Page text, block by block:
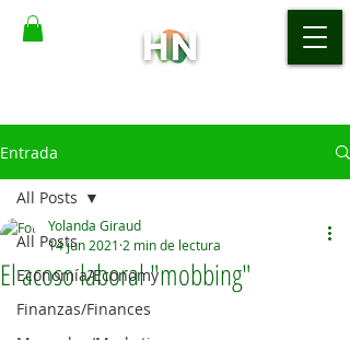
Entrada
All Posts
Economía/Economy
Finanzas/Finances
All Posts
El acoso laboral "mobbing"
Yolanda Giraud
14 jun 2021 2 min de lectura